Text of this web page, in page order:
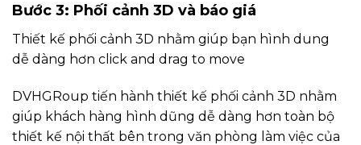
Bước 3: Phối cảnh 3D và báo giá
Thiết kế phối cảnh 3D nhằm giúp bạn hình dung
dễ dàng hơn click and drag to move
DVHGRoup tiến hành thiết kế phối cảnh 3D nhằm
giúp khách hàng hình dũng dễ dàng hơn toàn bộ
thiết kế nội thất bên trong văn phòng làm việc của